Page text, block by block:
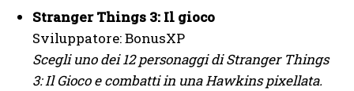
Stranger Things 3: Il gioco
Sviluppatore: BonusXP
Scegli uno dei 12 personaggi di Stranger Things
3: Il Gioco e combatti in una Hawkins pixellata.